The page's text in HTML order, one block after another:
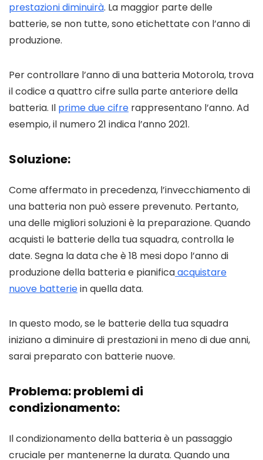
prestazioni diminuirà. La maggior parte delle
batterie, se non tutte, sono etichettate con l’anno di
produzione.
Per controllare l’anno di una batteria Motorola, trova
il codice a quattro cifre sulla parte anteriore della
batteria. Il prime due cifre rappresentano l’anno. Ad
esempio, il numero 21 indica l’anno 2021.
Soluzione:
Come affermato in precedenza, l’invecchiamento di
una batteria non può essere prevenuto. Pertanto,
una delle migliori soluzioni è la preparazione. Quando
acquisti le batterie della tua squadra, controlla le
date. Segna la data che è 18 mesi dopo l’anno di
produzione della batteria e pianificaacquistare
nuove batteriein quella data.
In questo modo, se le batterie della tua squadra
iniziano a diminuire di prestazioni in meno di due anni,
sarai preparato con batterie nuove.
Problema: problemi di
condizionamento:
Il condizionamento della batteria è un passaggio
cruciale per mantenerne la durata. Quando una